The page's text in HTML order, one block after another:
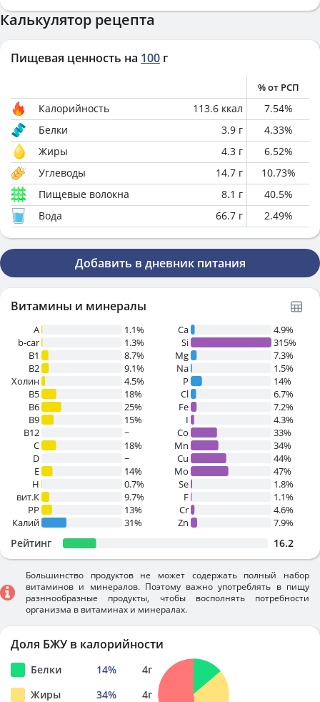
Калькулятор рецепта
Пищевая ценность на 100 г
% от РСП
Калорийность 113.6 ккал 7.54%
Белки
3.9 г 4.33%
Жиры
4.3 г 6.52%
Углеводы
14.7 г 10.73%
Пищевые волокна
8.1 г 40.5%
Вода
66.7 г 2.49%
Добавить в дневник питания
Витамины и минералы
A
1.1%
b-car
1.3%
В1
8.7%
B2
9.1%
Холин
4.5%
B5
18%
B6
25%
B9
15%
B12
~
C
18%
D
~
E
14%
H
0.7%
вит.К
9.7%
PP
13%
Калий
31%
Ca
4.9%
Si
315%
Mg
7.3%
Na
1.5%
P
14%
Cl
6.7%
Fe
7.2%
I
4.3%
Co
33%
Mn
34%
Cu
44%
Mo
47%
Se
1.8%
F
1.1%
Cr
4.6%
Zn
7.9%
Рейтинг 16.2
Большинство продуктов не может содержать полный набор
витаминов и минералов. Поэтому важно употреблять в пищу
разннообразные продукты, чтобы восполнять потребности
организма в витаминах и минералах.
Доля БЖУ в калорийности
Белки 14% 4г
Жиры
34% 4г